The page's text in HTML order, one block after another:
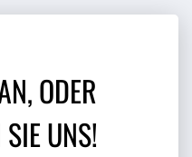
ODER
UNS!